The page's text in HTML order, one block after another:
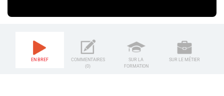
EN BREF
COMMENTAIRES
(0)
SUR LA
FORMATION
SUR LE MÉTIER